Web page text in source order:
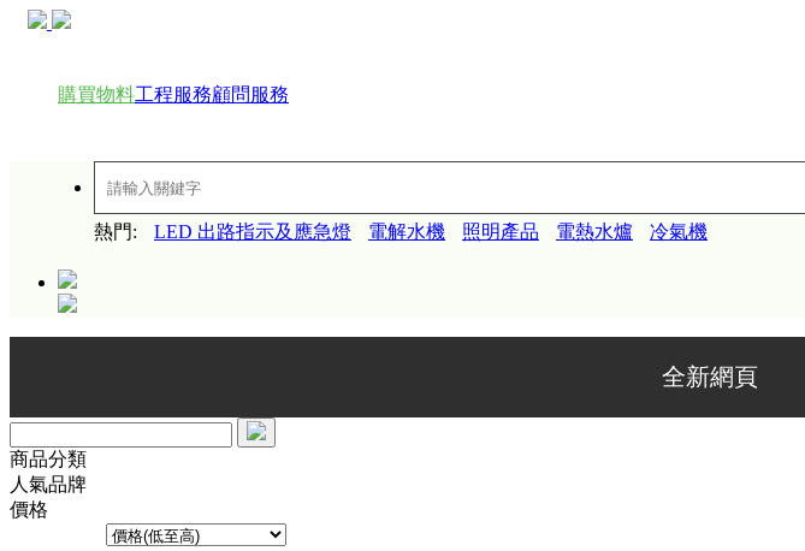
購買物料工程服務顧問服務
熱門: LED 出路指示及應急燈 電解水機 照明產品 電熱水爐 冷氣機
全新網頁 升級服務
商品分類
人氣品牌
價格